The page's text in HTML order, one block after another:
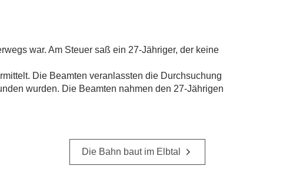
war. Am Steuer saß ein 27-Jähriger, der keine
Die Beamten veranlassten die Durchsuchung
wurden. Die Beamten nahmen den 27-Jährigen
Die Bahn baut im Elbtal